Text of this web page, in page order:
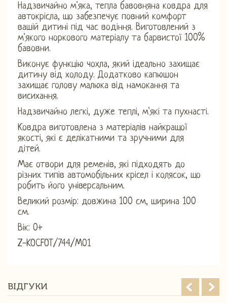
Надзвичайно м'яка, тепла бавовняна ковдра для
автокрісла, що забезпечує повний комфорт
вашій дитині під час водіння. Виготовлений з
м'якого норкового матеріалу та барвистої 100%
бавовни.
Виконує функцію чохла, який ідеально захищає
дитину від холоду. Додатково капюшон
захищає голову малюка від намокання та
висихання.
Надзвичайно легкі, дуже теплі, м'які та пухнасті.
Ковдра виготовлена ​​з матеріалів найкращої
якості, які є делікатними та зручними для
дітей.
Має отвори для ременів, які підходять до
різних типів автомобільних крісел і колясок, що
робить його універсальним.
Великий розмір: довжина 100 см, ширина 100
см.
Вік: 0+
Z-KOCFOT/744/M01
ВІДГУКИ